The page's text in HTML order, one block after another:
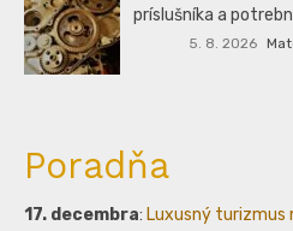
príslušníka a
5. 8. 2026
Poradňa
17. decembra: Luxusný turizmus